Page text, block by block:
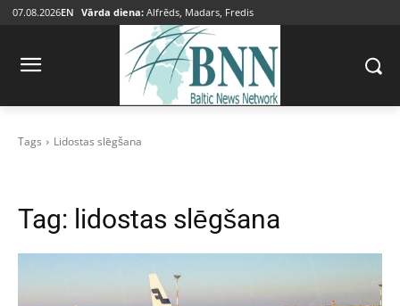
07.08.2026EN Vārda diena: Alfrēds, Madars, Fredis
Tags Lidostas slēgšana
Tag: lidostas slēgšana